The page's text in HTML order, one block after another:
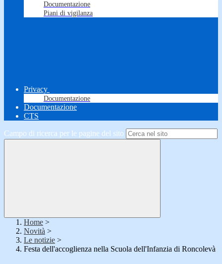
Documentazione
Piani di vigilanza
Privacy
Documentazione
Documentazione
CTS
Campo di ricerca per le pagine del sito
Home >
Novità >
Le notizie >
Festa dell'accoglienza nella Scuola dell'Infanzia di Roncolevà